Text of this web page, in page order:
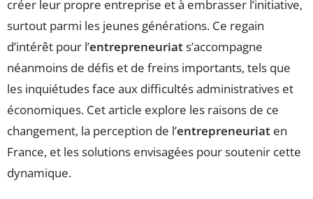
créer leur propre entreprise et à embrasser l’initiative,
surtout parmi les jeunes générations. Ce regain
d’intérêt pour l’entrepreneuriats’accompagne
néanmoins de défis et de freins importants, tels que
les inquiétudes face aux difficultés administratives et
économiques. Cet article explore les raisons de ce
changement, la perception de l’entrepreneuriat en
France, et les solutions envisagées pour soutenir cette
dynamique.